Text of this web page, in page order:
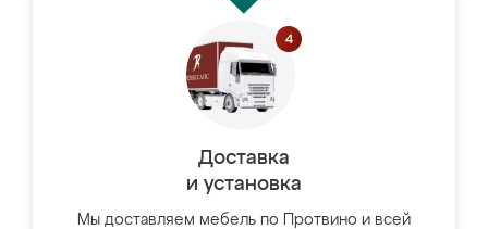
Доставка
и установка
Мы доставляем мебель по Протвино и всей